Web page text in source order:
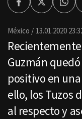
FacebookTwitter
México 13.01.2020
Guzmán
positivo en
ello, los Tuzos
al respecto y